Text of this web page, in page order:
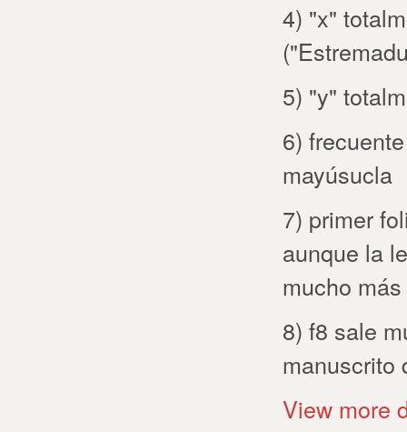
4) "x"
5) "y"
6)
mayúsucla
7) primer
aunque la
mucho
8) f8 sale
manuscrito
View more